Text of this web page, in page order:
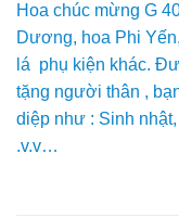
Hoa chúc mừng G
Dương, hoa Phi
lá phụ kiện khác.
tặng người thân ,
diệp như : Sinh
.v.v…